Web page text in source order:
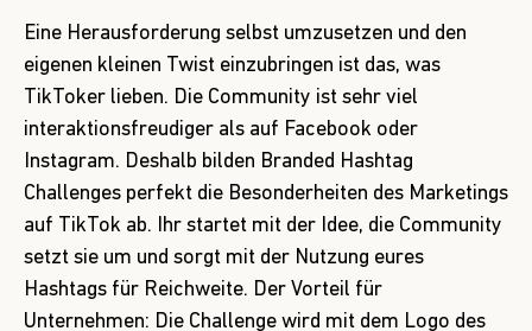
Eine Herausforderung selbst umzusetzen und den
eigenen kleinen Twist einzubringen ist das, was
TikToker lieben. Die Community ist sehr viel
interaktionsfreudiger als auf Facebook oder
Instagram. Deshalb bilden Branded Hashtag
Challenges perfekt die Besonderheiten des Marketings
auf TikTok ab. Ihr startet mit der Idee, die Community
setzt sie um und sorgt mit der Nutzung eures
Hashtags für Reichweite. Der Vorteil für
Unternehmen: Die Challenge wird mit dem Logo des